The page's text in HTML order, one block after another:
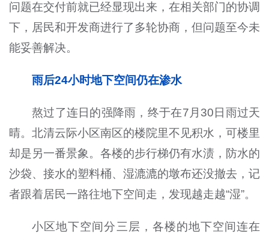
问题在交付前就已经显现出来，在相关部门的协调
下，居民和开发商进行了多轮协商，但问题至今未
能妥善解决。
雨后24小时地下空间仍在渗水
熬过了连日的强降雨，终于在7月30日雨过天
晴。北清云际小区南区的楼院里不见积水，可楼里
却是另一番景象。各楼的步行梯仍有水渍，防水的
沙袋、接水的塑料桶、湿漉漉的墩布还没撤去，记
者跟着居民一路往地下空间走，发现越走越“湿”。
小区地下空间分三层，各楼的地下空间连在